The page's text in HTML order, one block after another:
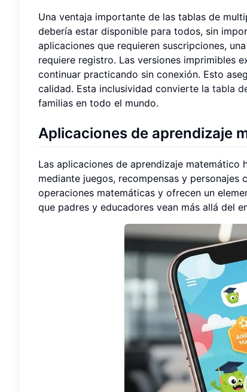
Una ventaja importante de las tablas de
debería estar disponible para todos, sin
aplicaciones que requieren suscripciones,
requiere registro. Las versiones imprimibles
continuar practicando sin conexión. Esto
calidad. Esta inclusividad convierte la tabla
familias en todo el mundo.
Aplicaciones de aprendizaje
Las aplicaciones de aprendizaje
mediante juegos, recompensas y
operaciones matemáticas y ofrecen un
que padres y educadores vean más allá del